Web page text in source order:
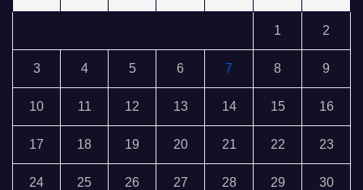
1 2
3 4 5 6 7 8 9
10 11 12 13 14 15 16
17 18 19 20 21 22 23
24 25 26 27 28 29 30